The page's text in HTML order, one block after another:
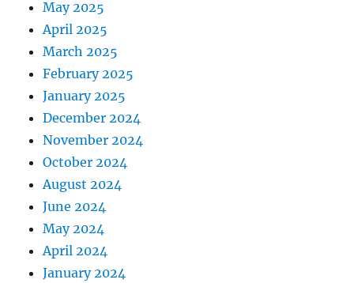
May 2025
April 2025
March 2025
February 2025
January 2025
December 2024
November 2024
October 2024
August 2024
June 2024
May 2024
April 2024
January 2024